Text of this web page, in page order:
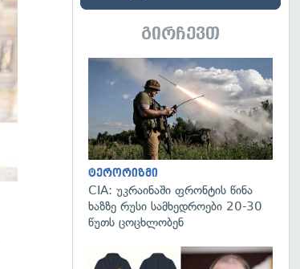
გირჩევთ
ტერორიზმი
CIA: უკრაინაში ფრონტის წინა
ხაზზე რუსი სამხედროები 20-30
წუთს ცოცხლობენ